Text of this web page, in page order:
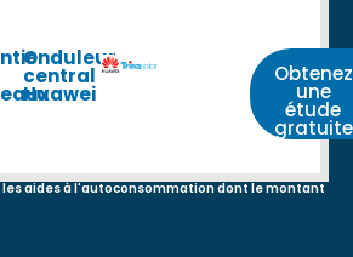
Onduleur
central
Huawei
Obtenez
une
étude
gratuite
les aides à l'autoconsommation dont le montant